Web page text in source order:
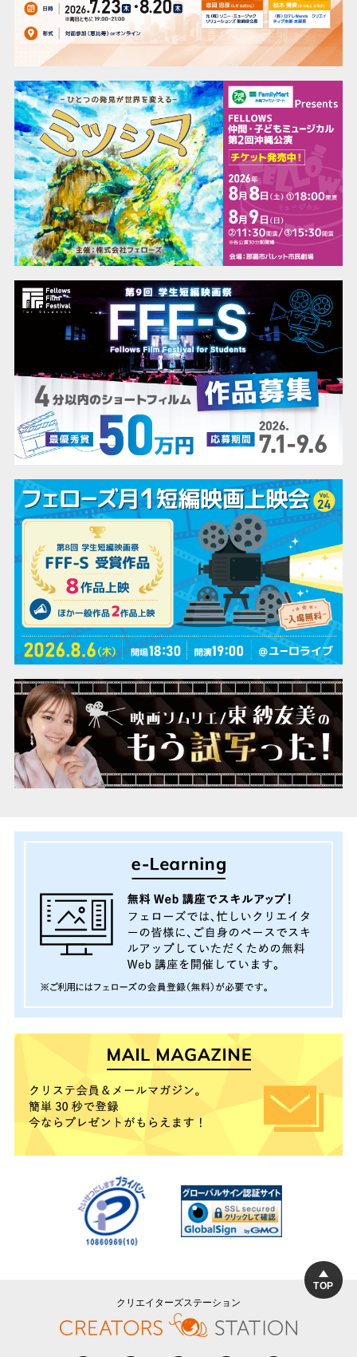
TOP
クリエイターズステーション